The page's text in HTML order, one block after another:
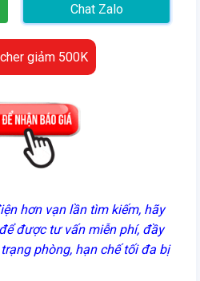
Chat Zalo
giảm 500K
hơn vạn lần tìm kiếm, hãy
được tư vấn miễn phí, đầy
phòng, hạn chế tối đa bị